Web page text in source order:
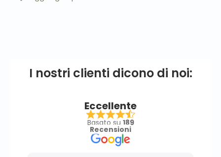
I nostri clienti dicono di noi:
Eccellente
Basato su 189
Recensioni